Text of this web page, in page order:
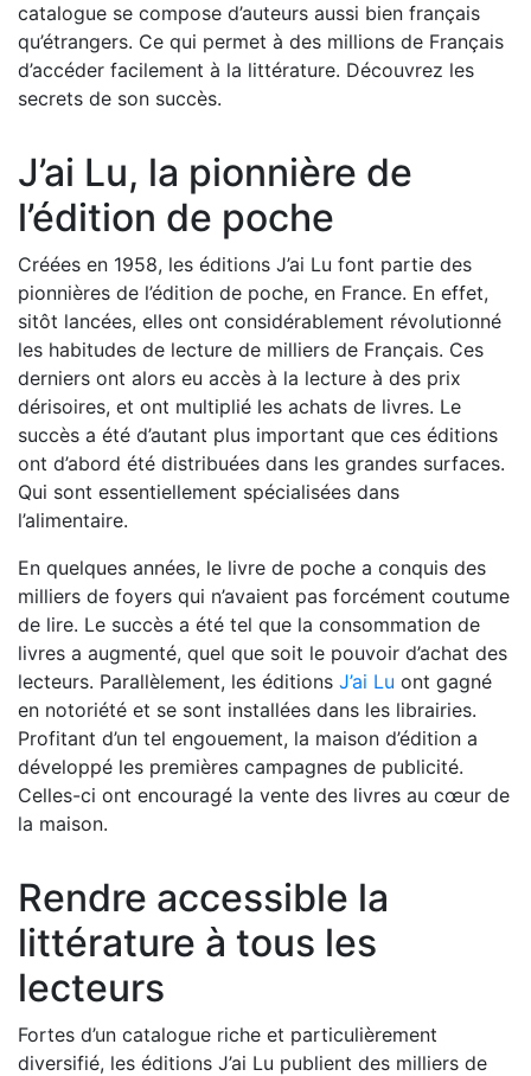
catalogue se compose d’auteurs aussi bien français
qu’étrangers. Ce qui permet à des millions de Français
d’accéder facilement à la littérature. Découvrez les
secrets de son succès.
J’ai Lu, la pionnière de
l’édition de poche
Créées en 1958, les éditions J’ai Lu font partie des
pionnières de l’édition de poche, en France. En effet,
sitôt lancées, elles ont considérablement révolutionné
les habitudes de lecture de milliers de Français. Ces
derniers ont alors eu accès à la lecture à des prix
dérisoires, et ont multiplié les achats de livres. Le
succès a été d’autant plus important que ces éditions
ont d’abord été distribuées dans les grandes surfaces.
Qui sont essentiellement spécialisées dans
l’alimentaire.
En quelques années, le livre de poche a conquis des
milliers de foyers qui n’avaient pas forcément coutume
de lire. Le succès a été tel que la consommation de
livres a augmenté, quel que soit le pouvoir d’achat des
lecteurs. Parallèlement, les éditions J’ai Lu ont gagné
en notoriété et se sont installées dans les librairies.
Profitant d’un tel engouement, la maison d’édition a
développé les premières campagnes de publicité.
Celles-ci ont encouragé la vente des livres au cœur de
la maison.
Rendre accessible la
littérature à tous les
lecteurs
Fortes d’un catalogue riche et particulièrement
diversifié, les éditions J’ai Lu publient des milliers de